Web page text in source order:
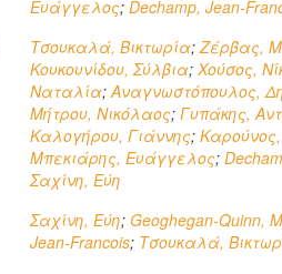
Ευάγγελος; Dechamp, Jean-
Τσουκαλά, Βικτωρία;Ζέρβας,
Κουκουνίδου, Σύλβια; Χούσος,
Ναταλία;Αναγνωστόπουλος,
Μήτρου, Νικόλαος; Γυπάκης,
Καλογήρου, Γιάννης;
Μπεκιάρης, Ευάγγελος;
Σαχίνη, Εύη
Σαχίνη, Εύη; Geoghegan-Quinn,
Jean-Francois; Τσουκαλά,